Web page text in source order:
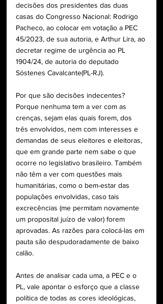
decisões dos presidentes das duas
casas do Congresso Nacional: Rodrigo
Pacheco, ao colocar em votação a PEC
45/2023, de sua autoria, e Arthur Lira, ao
decretar regime de urgência ao PL
1904/24, de autoria do deputado
Sóstenes Cavalcante(PL-RJ).
Por que são decisões indecentes?
Porque nenhuma tem a ver com as
crenças, sejam elas quais forem, dos
três envolvidos, nem com interesses e
demandas de seus eleitores e eleitoras,
que em grande parte nem sabe o que
ocorre no legislativo brasileiro. Também
não têm a ver com questões mais
humanitárias, como o bem-estar das
populações envolvidas, caso tais
excrecências (me permitam novamente
um proposital juízo de valor) forem
aprovadas. As razões para colocá-las em
pauta são despudoradamente de baixo
calão.
Antes de analisar cada uma, a PEC e o
PL, vale apontar o esforço que a classe
política de todas as cores ideológicas,